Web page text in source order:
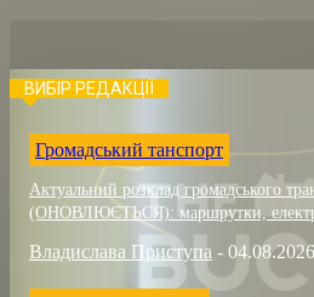
ВИБІР РЕДАКЦІЇ
Громадський танспорт
Актуальний розклад громадського
(ОНОВЛЮЄТЬСЯ): маршрутки,
Владислава Приступа - 04.08.2026